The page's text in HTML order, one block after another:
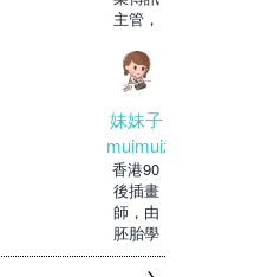
主管，
政府及
私人機
妹妹子
muimuizi
香港90
後插畫
師，由
胚胎學
家轉行